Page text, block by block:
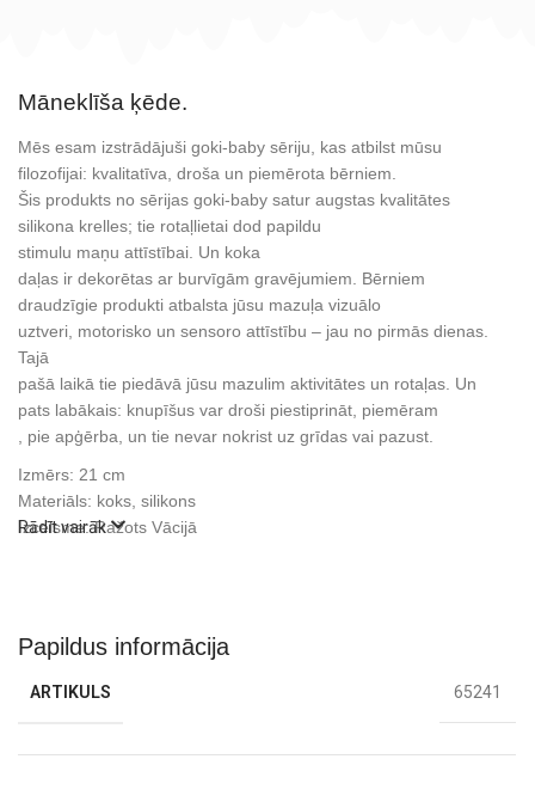
Māneklīša ķēde.
Mēs esam izstrādājuši goki-baby sēriju, kas atbilst mūsu
filozofijai: kvalitatīva, droša un piemērota bērniem.
Šis produkts no sērijas goki-baby satur augstas kvalitātes
silikona krelles; tie rotaļlietai dod papildu
stimulu maņu attīstībai. Un koka
daļas ir dekorētas ar burvīgām gravējumiem. Bērniem
draudzīgie produkti atbalsta jūsu mazuļa vizuālo
uztveri, motorisko un sensoro attīstību – jau no pirmās dienas.
Tajā
pašā laikā tie piedāvā jūsu mazulim aktivitātes un rotaļas. Un
pats labākais: knupīšus var droši piestiprināt, piemēram
, pie apģērba, un tie nevar nokrist uz grīdas vai pazust.
Izmērs: 21 cm
Materiāls: koks, silikons
Izcelsme: Ražots Vācijā
Rādīt vairāk
Papildus informācija
ARTIKULS 65241